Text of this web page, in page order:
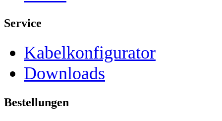
Service
Kabelkonfigurator
Downloads
Bestellungen